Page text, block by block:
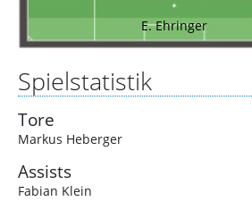
E. Ehringer
Spielstatistik
Tore
Markus Heberger
Assists
Fabian Klein